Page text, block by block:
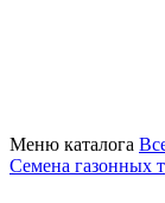
Меню каталога
Семена газонных